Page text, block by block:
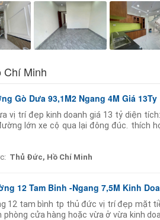
Chí Minh
Gò Dưa 93,1M2 Ngang 4M Giá 13Ty
vị trí đẹp kinh doanh giá 13 tỷ diện
lớn xe cộ qua lại đông đúc. thích
Thủ Đức, Hồ Chí Minh
12 Tam Binh -Ngang 7,5M Kinh
12 tam bình tp thủ đức vị trí đẹp mặt
cửa hàng hoặc vừa ở vừa kinh